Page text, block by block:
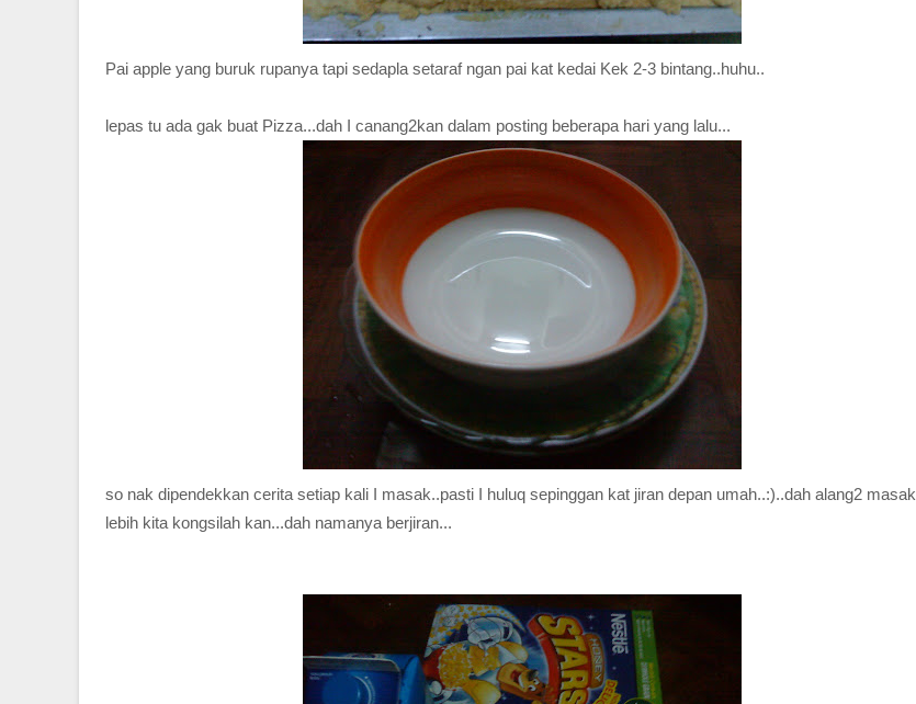
Pai apple yang buruk rupanya tapi sedapla setaraf ngan pai kat kedai Kek 2-3 bintang..huhu..
lepas tu ada gak buat Pizza...dah I canang2kan dalam posting beberapa hari yang lalu...
so nak dipendekkan cerita setiap kali I masak..pasti I huluq sepinggan kat jiran depan umah..:)..dah alang2 masak
lebih kita kongsilah kan...dah namanya berjiran...